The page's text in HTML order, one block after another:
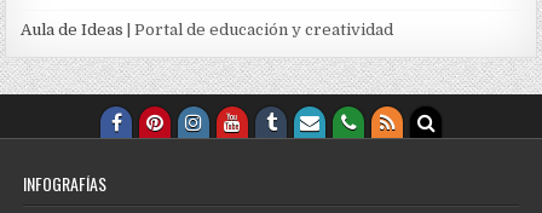
Aula de Ideas | Portal de educación y creatividad
INFOGRAFÍAS